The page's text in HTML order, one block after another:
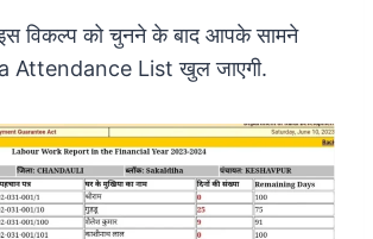
विकल्प को चुनने के बाद आपके सामने
Attendance List खुल जाएगी.